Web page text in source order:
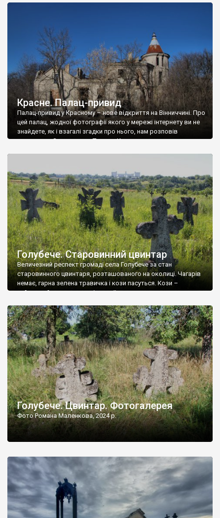
Красне. Палац-привид
Палац-привид у Красному – нове відкриття на Вінниччині. Про
цей палац, жодної фотографії якого у мережі інтернету ви не
знайдете, як і взагалі згадки про нього, нам розповів
мешканець Самгородка. Палац у Красному вразив не лише
Голубече. Старовинний цвинтар
Величезний респект громаді села Голубече за стан
старовинного цвинтаря, розташованого на околиці. Чагарів
немає, гарна зелена травичка і кози пасуться. Кози –
найкращий регулятор шкідливої, для старих кладовищ,
бруньками, кози ті бруньки обгризають, бо то улюблений
делікатес. На цвинтарі у Голубечому ціла колекція
різноманітних форм хрестів. Село відносно невелике, […]
Голубече. Цвинтар. Фотогалерея
Фото Романа Маленкова, 2024 р.